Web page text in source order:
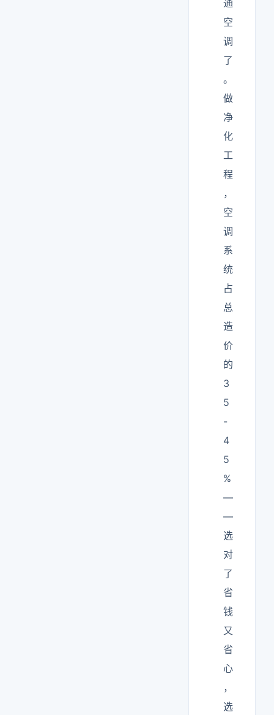
通
空
调
了
。
做
净
化
工
程
，
空
调
系
统
占
总
造
价
的
3
5
-
4
5
%
—
—
选
对
了
省
钱
又
省
心
，
选